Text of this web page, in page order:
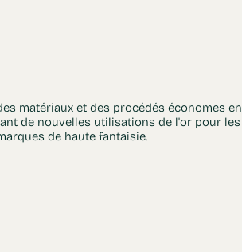
matériaux et des procédés économes en
de nouvelles utilisations de l'or pour les
de haute fantaisie.